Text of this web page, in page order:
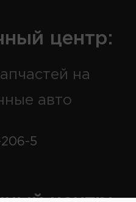
центр:
на
авто
5